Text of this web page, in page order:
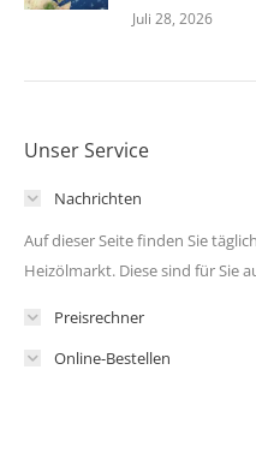
Juli 28, 2026
Unser Service
Nachrichten
Auf dieser Seite finden Sie
Heizölmarkt. Diese sind für Sie
Preisrechner
Online-Bestellen